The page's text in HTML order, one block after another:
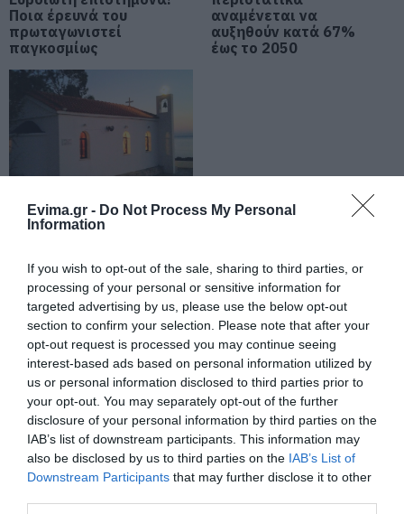
Evima.gr - Do Not Process My Personal
Information
If you wish to opt-out of the sale, sharing to third parties, or
processing of your personal or sensitive information for
targeted advertising by us, please use the below opt-out
section to confirm your selection. Please note that after your
opt-out request is processed you may continue seeing
interest-based ads based on personal information utilized by
us or personal information disclosed to third parties prior to
your opt-out. You may separately opt-out of the further
disclosure of your personal information by third parties on the
IAB’s list of downstream participants. This information may
also be disclosed by us to third parties on the IAB’s List of
Downstream Participants that may further disclose it to other
06.08.2026 | 20:20
Νέο σοβαρό τροχαίο στην Εύβοια:
Τούμπαρε αυτοκίνητο
06.08.2026 | 20:00
Έσπασαν πιάτα στο κεφάλι του
Αταμάν – Βίντεο από τη Σύμη
μαρτυρία – Νέες εικόνες και
βίντεο
06.08.2026 | 19:40
Ξεκινάει τεράστιο έργο αξίας
2.425.000€ στην Εύβοια – Δείτε
πού
06.08.2026 | 19:20
Ο μεγαλύτερος αυτοκινητόδρομος
της Ευρώπης κατασκευάζεται
στην Ελλάδα – Πού θα γίνει
Ποια έρευνά του
πρωταγωνιστεί
παγκοσμίως
αναμένεται να
αυξηθούν κατά 67%
έως το 2050
Ένα ξωκλήσι
γιορτάζει! Ξέρετε πού
βρίσκεται;